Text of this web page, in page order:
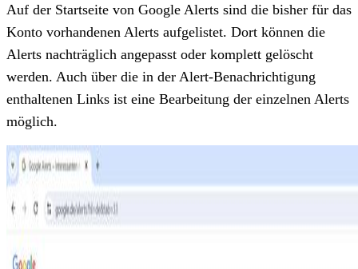
Auf der Startseite von Google Alerts sind die bisher für das
Konto vorhandenen Alerts aufgelistet. Dort können die
Alerts nachträglich angepasst oder komplett gelöscht
werden. Auch über die in der Alert-Benachrichtigung
enthaltenen Links ist eine Bearbeitung der einzelnen Alerts
möglich.